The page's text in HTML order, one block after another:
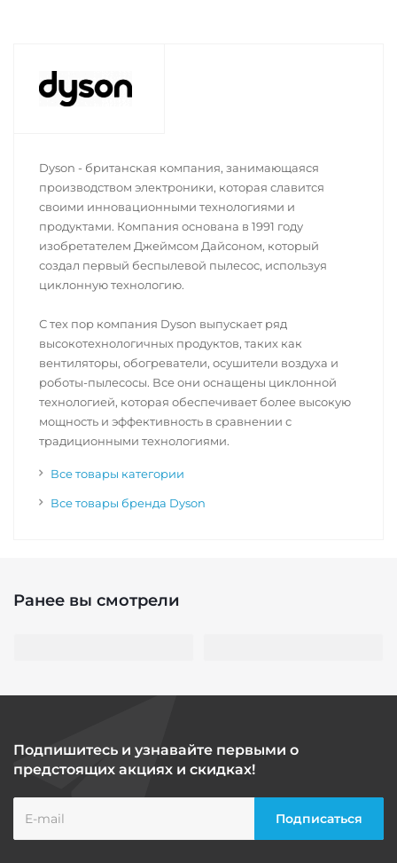
Dyson - британская компания, занимающаяся
производством электроники, которая славится
своими инновационными технологиями и
продуктами. Компания основана в 1991 году
изобретателем Джеймсом Дайсоном, который
создал первый беспылевой пылесос, используя
циклонную технологию.
С тех пор компания Dyson выпускает ряд
высокотехнологичных продуктов, таких как
вентиляторы, обогреватели, осушители воздуха и
роботы-пылесосы. Все они оснащены циклонной
технологией, которая обеспечивает более высокую
мощность и эффективность в сравнении с
традиционными технологиями.
Все товары категории
Все товары бренда Dyson
Ранее вы смотрели
Подпишитесь и узнавайте первыми о
предстоящих акциях и скидках!